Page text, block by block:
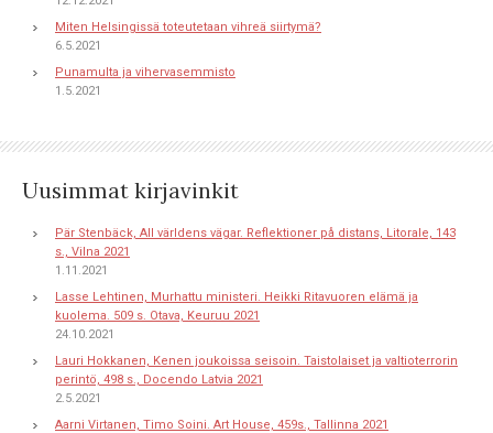
Miten Helsingissä toteutetaan vihreä siirtymä?
6.5.2021
Punamulta ja vihervasemmisto
1.5.2021
Uusimmat kirjavinkit
Pär Stenbäck, All världens vägar. Reflektioner på distans, Litorale, 143
s., Vilna 2021
1.11.2021
Lasse Lehtinen, Murhattu ministeri. Heikki Ritavuoren elämä ja
kuolema. 509 s. Otava, Keuruu 2021
24.10.2021
Lauri Hokkanen, Kenen joukoissa seisoin. Taistolaiset ja valtioterrorin
perintö, 498 s., Docendo Latvia 2021
2.5.2021
Aarni Virtanen, Timo Soini. Art House, 459s., Tallinna 2021